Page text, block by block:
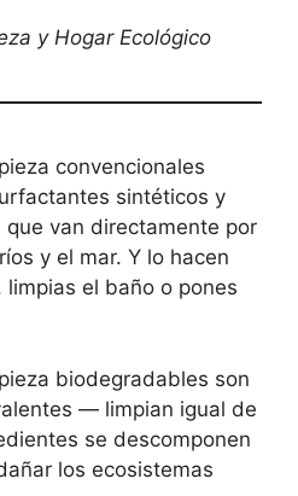
y Hogar Ecológico
convencionales
sintéticos y
van directamente por
y el mar. Y lo hacen
el baño o pones
biodegradables son
— limpian igual de
se descomponen
los ecosistemas